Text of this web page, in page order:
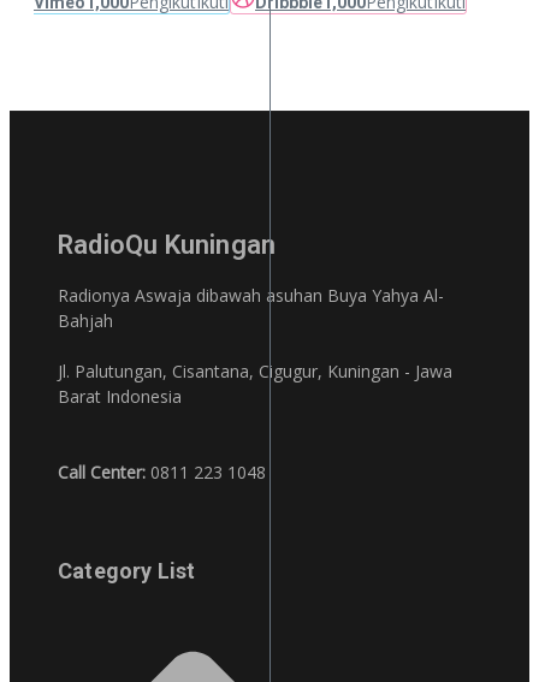
RadioQu Kuningan
Radionya Aswaja dibawah asuhan Buya Yahya Al-
Bahjah
Jl. Palutungan, Cisantana, Cigugur, Kuningan - Jawa
Barat Indonesia
Call Center: 0811 223 1048
Category List